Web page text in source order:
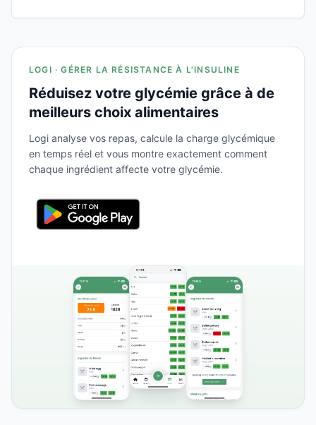
LOGI · GÉRER LA RÉSISTANCE À L'INSULINE
Réduisez votre glycémie grâce à de
meilleurs choix alimentaires
Logi analyse vos repas, calcule la charge glycémique
en temps réel et vous montre exactement comment
chaque ingrédient affecte votre glycémie.